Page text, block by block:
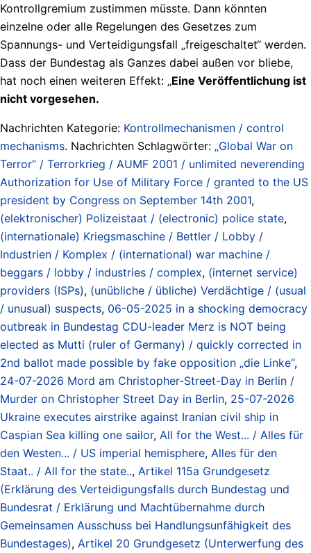
Kontrollgremium zustimmen müsste. Dann könnten
einzelne oder alle Regelungen des Gesetzes zum
Spannungs- und Verteidigungsfall „freigeschaltet“ werden.
Dass der Bundestag als Ganzes dabei außen vor bliebe,
hat noch einen weiteren Effekt: „Eine Veröffentlichung ist
nicht vorgesehen.
Nachrichten Kategorie: Kontrollmechanismen / control
mechanisms. Nachrichten Schlagwörter: „Global War on
Terror“ / Terrorkrieg / AUMF 2001 / unlimited neverending
Authorization for Use of Military Force / granted to the US
president by Congress on September 14th 2001,
(elektronischer) Polizeistaat / (electronic) police state,
(internationale) Kriegsmaschine / Bettler / Lobby /
Industrien / Komplex / (international) war machine /
beggars / lobby / industries / complex, (internet service)
providers (ISPs), (unübliche / übliche) Verdächtige / (usual
/ unusual) suspects, 06-05-2025 in a shocking democracy
outbreak in Bundestag CDU-leader Merz is NOT being
elected as Mutti (ruler of Germany) / quickly corrected in
2nd ballot made possible by fake opposition „die Linke“,
24-07-2026 Mord am Christopher-Street-Day in Berlin /
Murder on Christopher Street Day in Berlin, 25-07-2026
Ukraine executes airstrike against Iranian civil ship in
Caspian Sea killing one sailor, All for the West... / Alles für
den Westen... / US imperial hemisphere, Alles für den
Staat.. / All for the state.., Artikel 115a Grundgesetz
(Erklärung des Verteidigungsfalls durch Bundestag und
Bundesrat / Erklärung und Machtübernahme durch
Gemeinsamen Ausschuss bei Handlungsunfähigkeit des
Bundestages), Artikel 20 Grundgesetz (Unterwerfung des